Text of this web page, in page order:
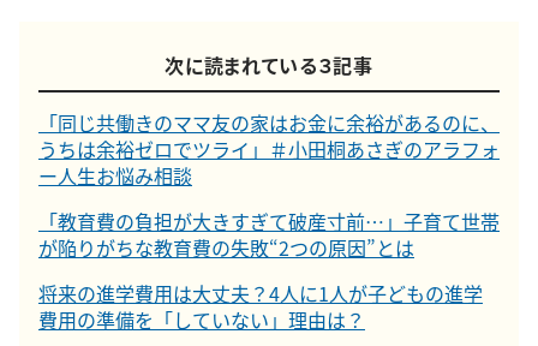
次に読まれている３記事
「同じ共働きのママ友の家はお金に余裕があるのに、
うちは余裕ゼロでツライ」＃小田桐あさぎのアラフォ
ー人生お悩み相談
「教育費の負担が大きすぎて破産寸前…」子育て世帯
が陥りがちな教育費の失敗“2つの原因”とは
将来の進学費用は大丈夫？4人に1人が子どもの進学
費用の準備を「していない」理由は？